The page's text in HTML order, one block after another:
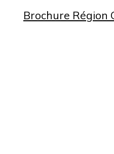
Brochure Région